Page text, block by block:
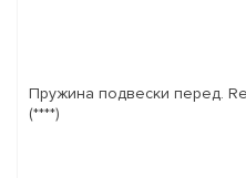
Пружина подвески перед.
(****)